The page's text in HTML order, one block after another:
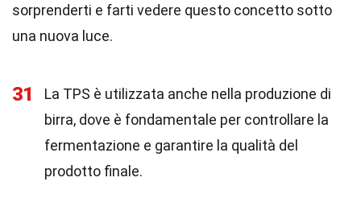
sorprenderti e farti vedere questo concetto sotto
una nuova luce.
31
La TPS è utilizzata anche nella produzione di
birra, dove è fondamentale per controllare la
fermentazione e garantire la qualità del
prodotto finale.